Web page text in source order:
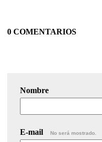
0 COMENTARIOS
Nombre
E-mail No será mostrado.